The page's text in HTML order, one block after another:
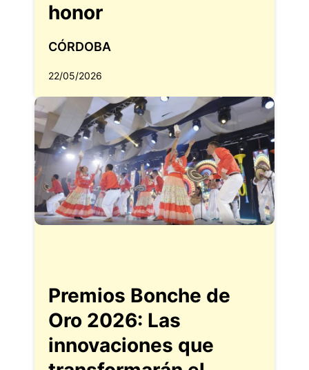
honor
CÓRDOBA
22/05/2026
Premios Bonche de
Oro 2026: Las
innovaciones que